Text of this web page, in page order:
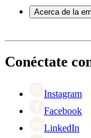
Servicio
Pago
Acerca de la
Black
Singles
Conéctate
Instagram
Facebook
LinkedIn